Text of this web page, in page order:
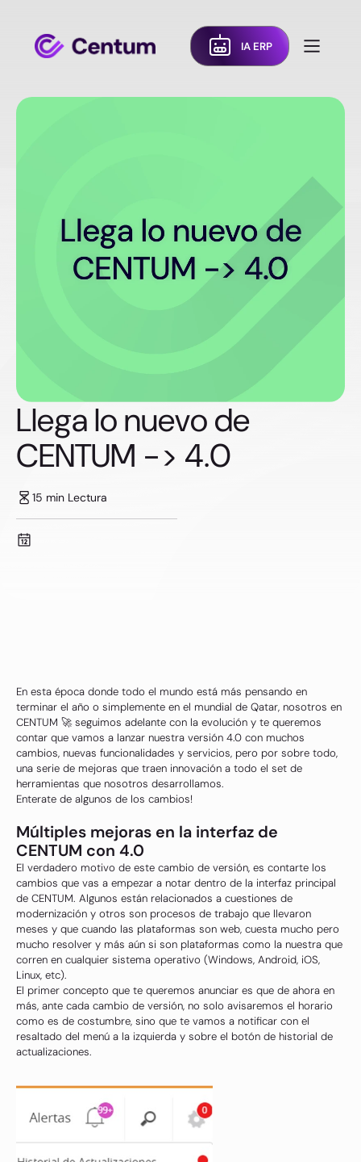
IA ERP
Llega lo nuevo de
CENTUM -> 4.0
15 min Lectura
En esta época donde todo el mundo está más pensando en
terminar el año o simplemente en el mundial de Qatar, nosotros en
CENTUM 🚀 seguimos adelante con la evolución y te queremos
contar que vamos a lanzar nuestra versión 4.0 con muchos
cambios, nuevas funcionalidades y servicios, pero por sobre todo,
una serie de mejoras que traen innovación a todo el set de
herramientas que nosotros desarrollamos.
Enterate de algunos de los cambios!
Múltiples mejoras en la interfaz de
CENTUM con 4.0
El verdadero motivo de este cambio de versión, es contarte los
cambios que vas a empezar a notar dentro de la interfaz principal
de CENTUM. Algunos están relacionados a cuestiones de
modernización y otros son procesos de trabajo que llevaron
meses y que cuando las plataformas son web, cuesta mucho pero
mucho resolver y más aún si son plataformas como la nuestra que
corren en cualquier sistema operativo (Windows, Android, iOS,
Linux, etc).
El primer concepto que te queremos anunciar es que de ahora en
más, ante cada cambio de versión, no solo avisaremos el horario
como es de costumbre, sino que te vamos a notificar con el
resaltado del menú a la izquierda y sobre el botón de historial de
actualizaciones.